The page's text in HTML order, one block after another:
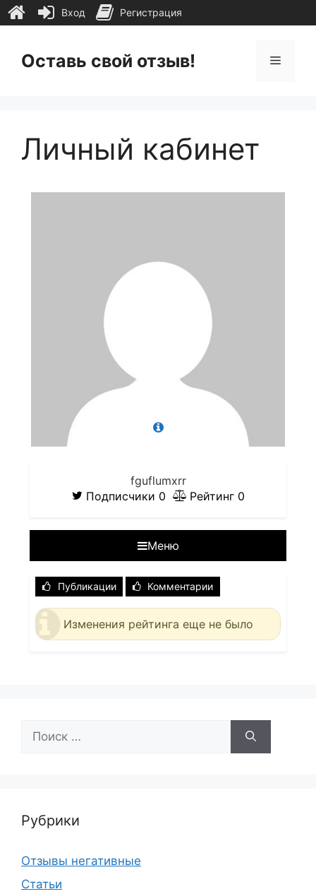
содержимому
Оставь свой отзыв! Меню
Личный кабинет
fguflumxrr
Подписчики 0 Рейтинг 0
Меню
Публикации Комментарии
Изменения рейтинга еще не было
Рубрики
Отзывы негативные
Статьи
Вход Регистрация